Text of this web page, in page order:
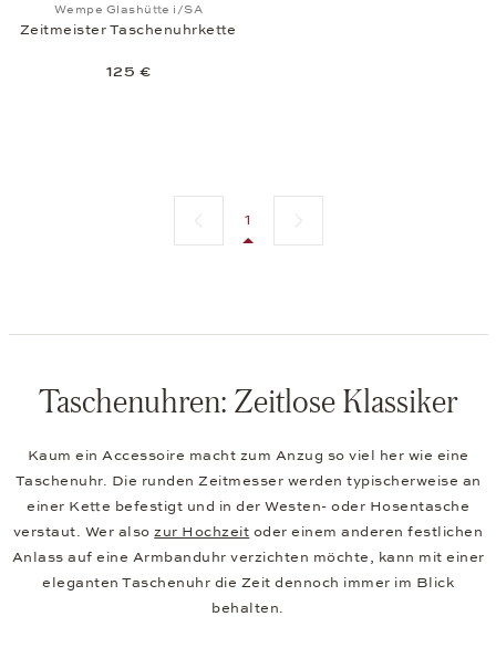
Wempe Glashütte i/SA
Zeitmeister Taschenuhrkette
125 €
Vorherige Seite
1
Taschenuhren: Zeitlose Klassiker
Kaum ein Accessoire macht zum Anzug so viel her wie eine
Taschenuhr. Die runden Zeitmesser werden typischerweise an
einer Kette befestigt und in der Westen- oder Hosentasche
verstaut. Wer alsozur Hochzeit oder einem anderen festlichen
Anlass auf eine Armbanduhr verzichten möchte, kann mit einer
eleganten Taschenuhr die Zeit dennoch immer im Blick
behalten.